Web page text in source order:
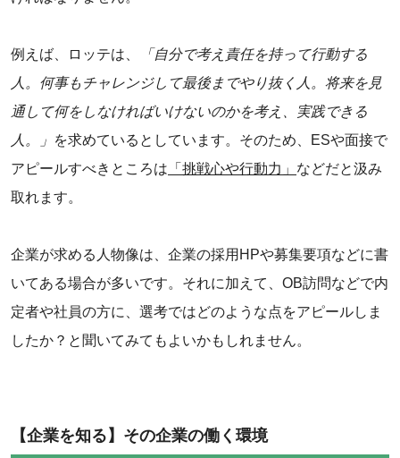
例えば、ロッテは、
「自分で考え責任を持って行動する
人。何事もチャレンジして最後までやり抜く人。将来を見
通して何をしなければいけないのかを考え、実践できる
人。」 を求めているとしています。そのため、ESや面接で
アピールすべきところは 「挑戦心や行動力」 などだと汲み
取れます。
企業が求める人物像は、企業の採用HPや募集要項などに書
いてある場合が多いです。それに加えて、OB訪問などで内
定者や社員の方に、選考ではどのような点をアピールしま
したか？と聞いてみてもよいかもしれません。
【企業を知る】その企業の働く環境